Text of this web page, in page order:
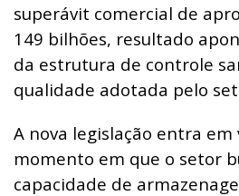
superávit comercial de
149 bilhões, resultado
da estrutura de controle
qualidade adotada pelo
A nova legislação entra em
momento em que o setor
capacidade de